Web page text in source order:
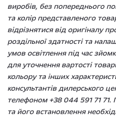
виробів, без попереднього
та колір представленого
відрізнятися від оригіналу
роздільної здатності та
умов освітлення під час
для уточнення вартості
кольору та інших
консультантів дилерського
телефоном +38 044 591 71
та його встановлення